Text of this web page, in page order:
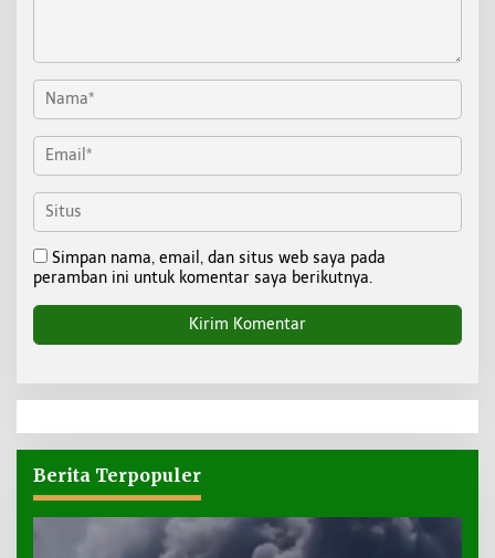
Simpan nama, email, dan situs web saya pada
peramban ini untuk komentar saya berikutnya.
Berita Terpopuler